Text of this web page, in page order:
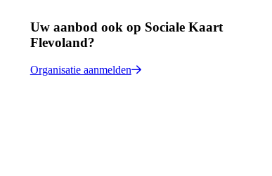
Uw aanbod ook op Sociale Kaart
Flevoland?
Organisatie aanmelden